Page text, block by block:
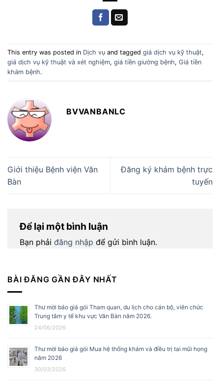
BÀI ĐĂNG GẦN ĐÂY NHẤT
Thư mời báo giá gói Tham quan, du lịch cho cán bộ, viên chức
Trung tâm y tế khu vực Văn Bàn năm 2026.
24/06/2026
Thư mời báo giá gói Mua hệ thống khám và điều trị tai mũi họng
năm 2026
30/03/2026
This entry was posted in Dịch vụ and tagged giá dịch vụ kỹ thuật,
giá dịch vụ kỹ thuật và xét nghiệm, giá tiền giường bệnh, Giá tiền
khám bệnh.
BVVANBANLC
Giới thiệu Bệnh viện Văn
Bàn
Đăng ký khám bệnh trực
tuyến
Để lại một bình luận
Bạn phải đăng nhập để gửi bình luận.